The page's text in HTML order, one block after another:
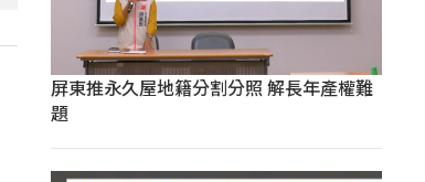
屏東推永久屋地籍分割分照 解長年產權難
題